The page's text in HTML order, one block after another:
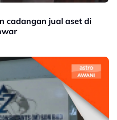
cadangan jual aset di